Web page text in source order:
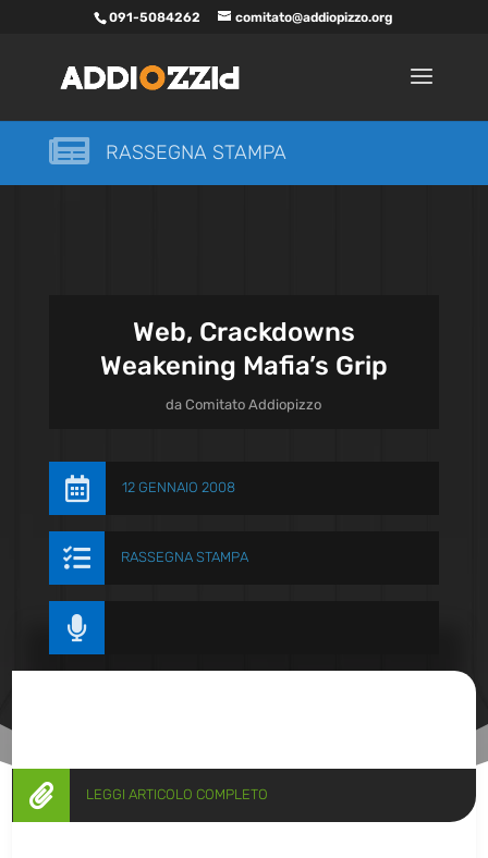
091-5084262 comitato@addiopizzo.org
 RASSEGNA STAMPA
Web, Crackdowns
Weakening Mafia’s Grip
daComitato Addiopizzo
 12 GENNAIO 2008
 RASSEGNA STAMPA

 LEGGI ARTICOLO COMPLETO